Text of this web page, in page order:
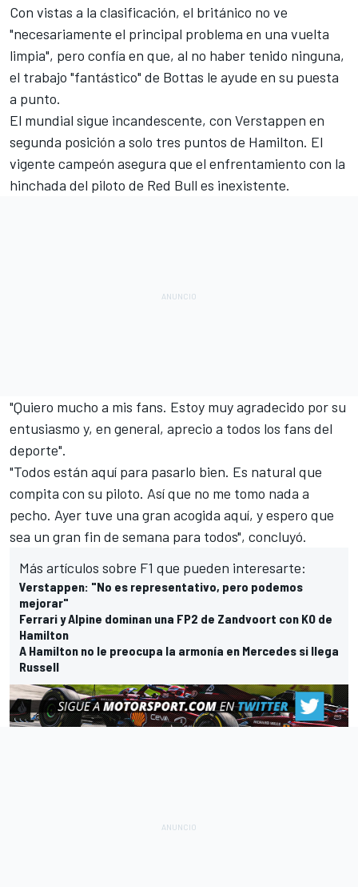
Con vistas a la clasificación, el británico no ve
"necesariamente el principal problema en una vuelta
limpia", pero confía en que, al no haber tenido ninguna,
el trabajo "fantástico" de Bottas le ayude en su puesta
a punto.
El mundial sigue incandescente, con Verstappen en
segunda posición a solo tres puntos de Hamilton. El
vigente campeón asegura que el enfrentamiento con la
hinchada del piloto de Red Bull es inexistente.
"Quiero mucho a mis fans. Estoy muy agradecido por su
entusiasmo y, en general, aprecio a todos los fans del
deporte".
"Todos están aquí para pasarlo bien. Es natural que
compita con su piloto. Así que no me tomo nada a
pecho. Ayer tuve una gran acogida aquí, y espero que
sea un gran fin de semana para todos", concluyó.
Más artículos sobre F1 que pueden interesarte:
Verstappen: "No es representativo, pero podemos
mejorar"
Ferrari y Alpine dominan una FP2 de Zandvoort con KO de
Hamilton
A Hamilton no le preocupa la armonía en Mercedes si llega
Russell